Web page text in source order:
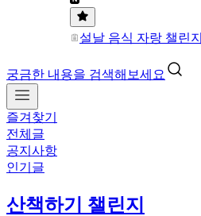
설날 음식 자랑 챌린지
궁금한 내용을 검색해보세요
즐겨찾기
전체글
공지사항
인기글
산책하기 챌린지